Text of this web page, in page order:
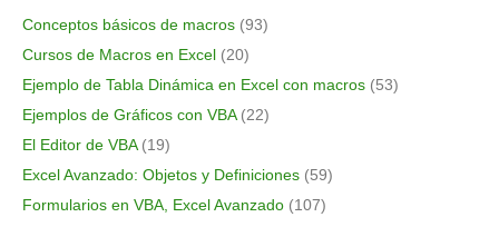
Conceptos básicos de macros (93)
Cursos de Macros en Excel (20)
Ejemplo de Tabla Dinámica en Excel con macros (53)
Ejemplos de Gráficos con VBA(22)
El Editor de VBA(19)
Excel Avanzado: Objetos y Definiciones (59)
Formularios en VBA, Excel Avanzado (107)